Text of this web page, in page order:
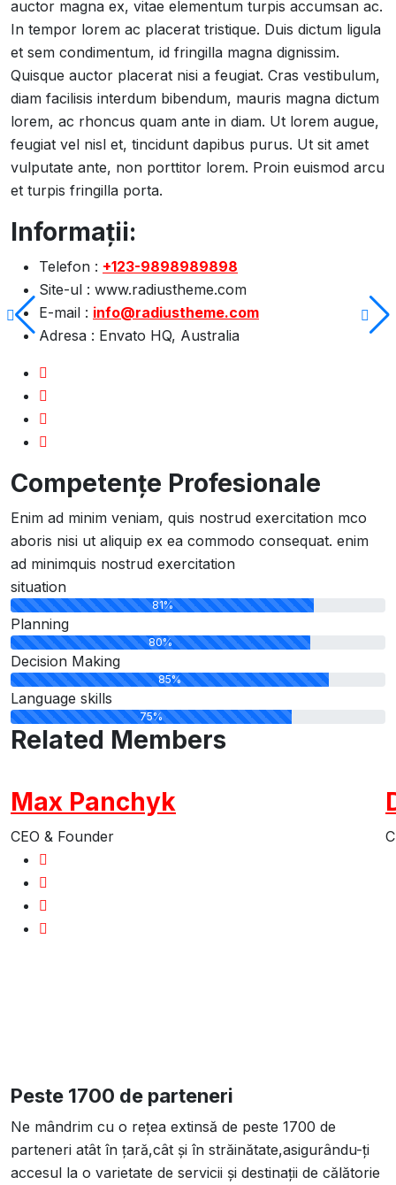
auctor magna ex, vitae elementum turpis accumsan ac.
In tempor lorem ac placerat tristique. Duis dictum ligula
et sem condimentum, id fringilla magna dignissim.
Quisque auctor placerat nisi a feugiat. Cras vestibulum,
diam facilisis interdum bibendum, mauris magna dictum
lorem, ac rhoncus quam ante in diam. Ut lorem augue,
feugiat vel nisl et, tincidunt dapibus purus. Ut sit amet
vulputate ante, non porttitor lorem. Proin euismod arcu
et turpis fringilla porta.
Informații:
Telefon : +123-9898989898
Site-ul : www.radiustheme.com
E-mail : info@radiustheme.com
Adresa : Envato HQ, Australia
Competențe Profesionale
Enim ad minim veniam, quis nostrud exercitation mco
aboris nisi ut aliquip ex ea commodo consequat. enim
ad minimquis nostrud exercitation
situation
81%
Planning
80%
Decision Making
85%
Language skills
75%
Related Members
Max Panchyk
CEO & Founder
Peste 1700 de parteneri
Ne mândrim cu o rețea extinsă de peste 1700 de
parteneri atât în țară,cât și în străinătate,asigurându-ți
accesul la o varietate de servicii și destinații de călătorie